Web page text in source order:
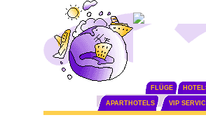
FLÜGE
APARTHOTELS VIP